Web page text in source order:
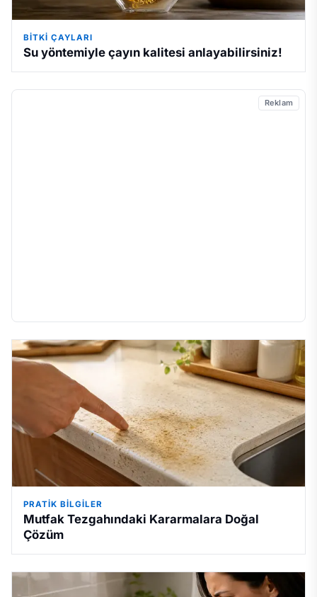
BITKI ÇAYLARI
Su yöntemiyle çayın kalitesi anlayabilirsiniz!
Reklam
PRATIK BILGILER
Mutfak Tezgahındaki Kararmalara Doğal
Çözüm